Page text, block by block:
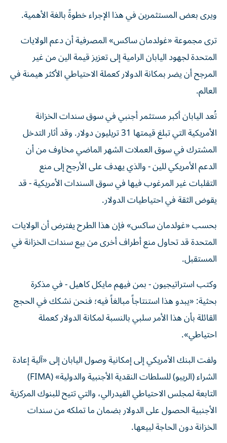
ويرى بعض المستثمرين في هذا الإجراء خطوةً بالغة الأهمية.
ترى مجموعة «غولدمان ساكس» المصرفية أن دعم الولايات
المتحدة لجهود اليابان الرامية إلى تعزيز قيمة الين من غير
المرجح أن يضر بمكانة الدولار كعملة الاحتياطي الأكثر هيمنة في
العالم.
تُعد اليابان أكبر مستثمر أجنبي في سوق سندات الخزانة
الأمريكية التي تبلغ قيمتها 31 تريليون دولار. وقد أثار التدخل
المشترك في سوق العملات الشهر الماضي مخاوف من أن
الدعم الأمريكي للين - والذي يهدف على الأرجح إلى منع
التقلبات غير المرغوب فيها في سوق السندات الأمريكية - قد
يقوض الثقة في احتياطيات الدولار.
بحسب «غولدمان ساكس» فإن هذا الطرح يفترض أن الولايات
المتحدة قد تحاول منع أطراف أخرى من بيع سندات الخزانة في
المستقبل.
وكتب استراتيجيون - بمن فيهم مايكل كاهيل - في مذكرة
بحثية: «يبدو هذا استنتاجاً مبالغاً فيه؛ فنحن نشكك في الحجج
القائلة بأن هذا الأمر سلبي بالنسبة لمكانة الدولار كعملة
احتياطي».
ولفت البنك الأمريكي إلى إمكانية وصول اليابان إلى «آلية إعادة
الشراء (الريبو) للسلطات النقدية الأجنبية والدولية» (FIMA)
التابعة لمجلس الاحتياطي الفيدرالي، والتي تتيح للبنوك المركزية
الأجنبية الحصول على الدولار بضمان ما تملكه من سندات
الخزانة دون الحاجة لبيعها.